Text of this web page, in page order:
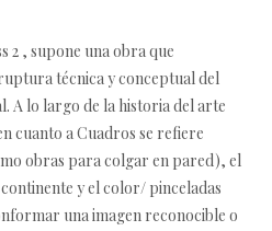
2 , supone una obra que
técnica y conceptual del
A lo largo de la historia del arte
cuanto a Cuadros se refiere
obras para colgar en pared), el
y el color/ pinceladas
una imagen reconocible o